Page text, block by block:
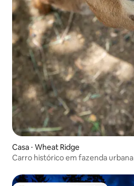
Casa ⋅ Wheat Ridge
Carro histórico em fazenda urbana